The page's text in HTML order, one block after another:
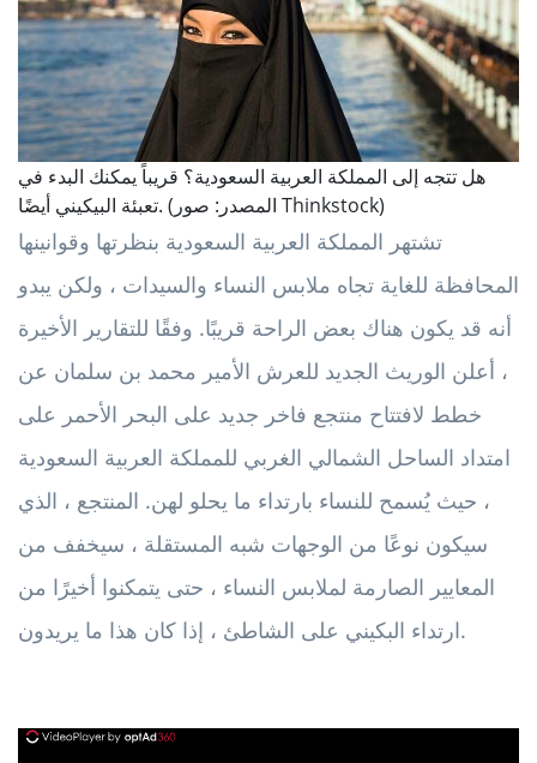
هل تتجه إلى المملكة العربية السعودية؟ قريباً يمكنك البدء في
تعبئة البيكيني أيضًا. (المصدر: صور Thinkstock)
تشتهر المملكة العربية السعودية بنظرتها وقوانينها
المحافظة للغاية تجاه ملابس النساء والسيدات ، ولكن يبدو
أنه قد يكون هناك بعض الراحة قريبًا. وفقًا للتقارير الأخيرة
، أعلن الوريث الجديد للعرش الأمير محمد بن سلمان عن
خطط لافتتاح منتجع فاخر جديد على البحر الأحمر على
امتداد الساحل الشمالي الغربي للمملكة العربية السعودية
، حيث يُسمح للنساء بارتداء ما يحلو لهن. المنتجع ، الذي
سيكون نوعًا من الوجهات شبه المستقلة ، سيخفف من
المعايير الصارمة لملابس النساء ، حتى يتمكنوا أخيرًا من
ارتداء البكيني على الشاطئ ، إذا كان هذا ما يريدون.